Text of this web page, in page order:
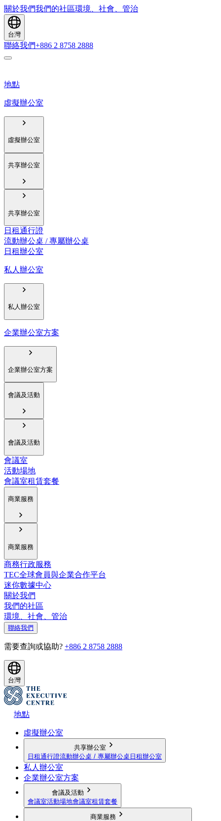
關於我們我們的社區環境、社會、管治
台灣
聯絡我們+886 2 8758 2888
地點
虛擬辦公室
虛擬辦公室
共享辦公室
共享辦公室
日租通行證
流動辦公桌 / 專屬辦公桌
日租辦公室
私人辦公室
私人辦公室
企業辦公室方案
企業辦公室方案
會議及活動
會議及活動
會議室
活動場地
會議室租賃套餐
商業服務
商業服務
商務行政服務
TEC全球會員與企業合作平台
迷你數據中心
關於我們
我們的社區
環境、社會、管治
聯絡我們
需要查詢或協助? +886 2 8758 2888
台灣
地點
虛擬辦公室
共享辦公室
日租通行證流動辦公桌 / 專屬辦公桌 日租辦公室
私人辦公室
企業辦公室方案
會議及活動
會議室活動場地會議室租賃套餐
商業服務